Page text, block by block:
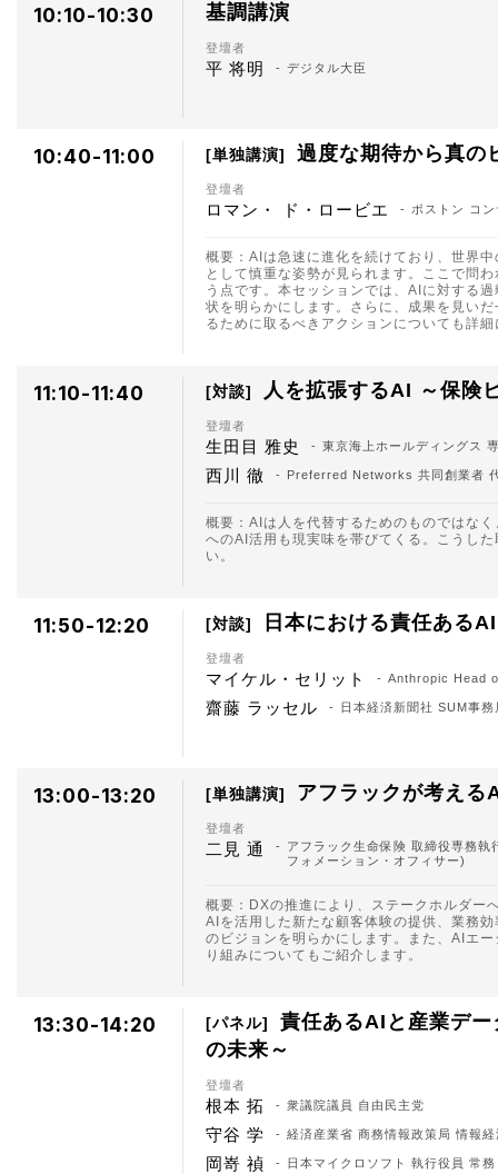
10:10-10:30 基調講演
登壇者
平 将明 デジタル大臣
10:40-11:00 単独講演 過度な期待から真の
登壇者
ロマン・ ド・ロービエ ボストン コ
概要：AIは急速に進化を続けており、世界
として慎重な姿勢が見られます。ここで問
う点です。本セッションでは、AIに対する
状を明らかにします。さらに、成果を見い
るために取るべきアクションについても詳
11:10-11:40 対談 人を拡張するAI ～保険
登壇者
生田目 雅史 東京海上ホールディングス
西川 徹 Preferred Networks 共同創業者
概要：AIは人を代替するためのものではな
へのAI活用も現実味を帯びてくる。こうし
い。
11:50-12:20 対談 日本における責任ある
登壇者
マイケル・セリット Anthropic Head
齋藤 ラッセル 日本経済新聞社 SUM事
13:00-13:20 単独講演 アフラックが考える
登壇者
二見 通
アフラック生命保険 取締役専務
フォメーション・オフィサー)
概要：DXの推進により、ステークホルダー
AIを活用した新たな顧客体験の提供、業務
のビジョンを明らかにします。また、AIエ
り組みについてもご紹介します。
13:30-14:20 パネル
責任あるAIと産業デ
の未来～
登壇者
根本 拓 衆議院議員 自由民主党
守谷 学 経済産業省 商務情報政策局 情報
岡嵜 禎 日本マイクロソフト 執行役員 常